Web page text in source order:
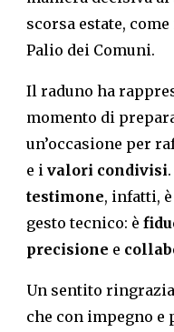
scorsa estate,
Palio dei Comuni.
Il raduno ha
momento di
un’occasione per
e ivalori condivisi
testimone, infatti,
gesto tecnico: è
precisione e
Un sentito
che con impegno e